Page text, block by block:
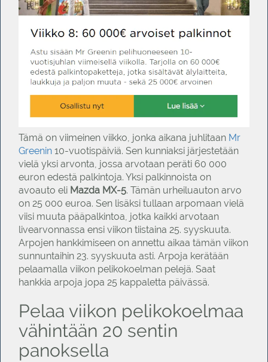
Tämä on viimeinen viikko, jonka aikana juhlitaan Mr
Greenin 10-vuotispäiviä. Sen kunniaksi järjestetään
vielä yksi arvonta, jossa arvotaan peräti 60 000
euron edestä palkintoja. Yksi palkinnoista on
avoauto eli Mazda MX-5. Tämän urheiluauton arvo
on 25 000 euroa. Sen lisäksi tullaan arpomaan vielä
viisi muuta pääpalkintoa, jotka kaikki arvotaan
livearvonnassa ensi viikon tiistaina 25. syyskuuta.
Arpojen hankkimiseen on annettu aikaa tämän viikon
sunnuntaihin 23. syyskuuta asti. Arpoja kerätään
pelaamalla viikon pelikokoelman pelejä. Saat
hankkia arpoja jopa 25 kappaletta päivässä.
Pelaa viikon pelikokoelmaa
vähintään 20 sentin
panoksella